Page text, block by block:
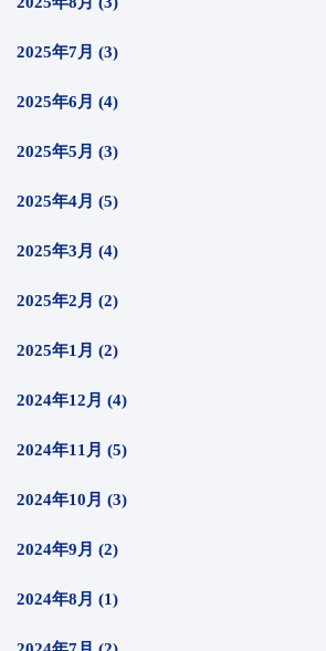
2025年7月 (3)
2025年6月 (4)
2025年5月 (3)
2025年4月 (5)
2025年3月 (4)
2025年2月 (2)
2025年1月 (2)
2024年12月 (4)
2024年11月 (5)
2024年10月 (3)
2024年9月 (2)
2024年8月 (1)